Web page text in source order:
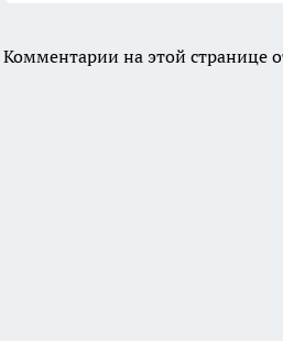
Комментарии на этой странице